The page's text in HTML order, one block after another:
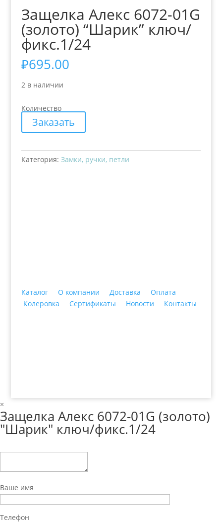
Защелка Алекс 6072-01G
(золото) “Шарик” ключ/
фикс.1/24
₽695.00
2 в наличии
Количество
Заказать
Категория: Замки, ручки, петли
Каталог О компании Доставка
Оплата
Колеровка
Сертификаты Новости Контакты
×
Защелка Алекс 6072-01G (золото)
"Шарик" ключ/фикс.1/24
Ваше имя
Телефон